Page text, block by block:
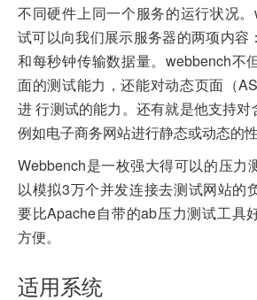
不同硬件上同一个服务的运行状况
试可以向我们展示服务器的两项内容
和每秒钟传输数据量。webbench不
面的测试能力，还能对动态页面（
进 行测试的能力。还有就是他支持
例如电子商务网站进行静态或动态的性
Webbench是一枚强大得可以的压力
以模拟3万个并发连接去测试网站的
要比Apache自带的ab压力测试工具
方便。
适用系统